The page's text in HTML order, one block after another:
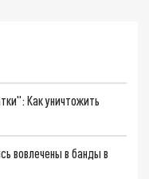
Как уничтожить
вовлечены в банды в